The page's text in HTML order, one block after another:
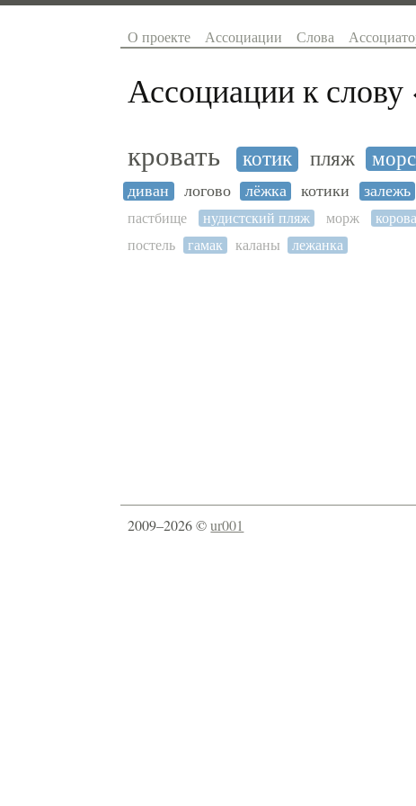
О проекте Ассоциации Слова
Ассоциации к слову
кровать котик пляж
диван логово лёжка котики залежь
пастбище
нудистский пляж морж корова
постель
гамак каланы лежанка
2009–2026 ©ur001